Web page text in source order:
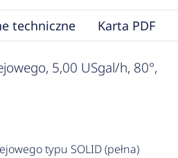
techniczne Karta PDF
5,00 USgal/h, 80°,
typu SOLID (pełna)